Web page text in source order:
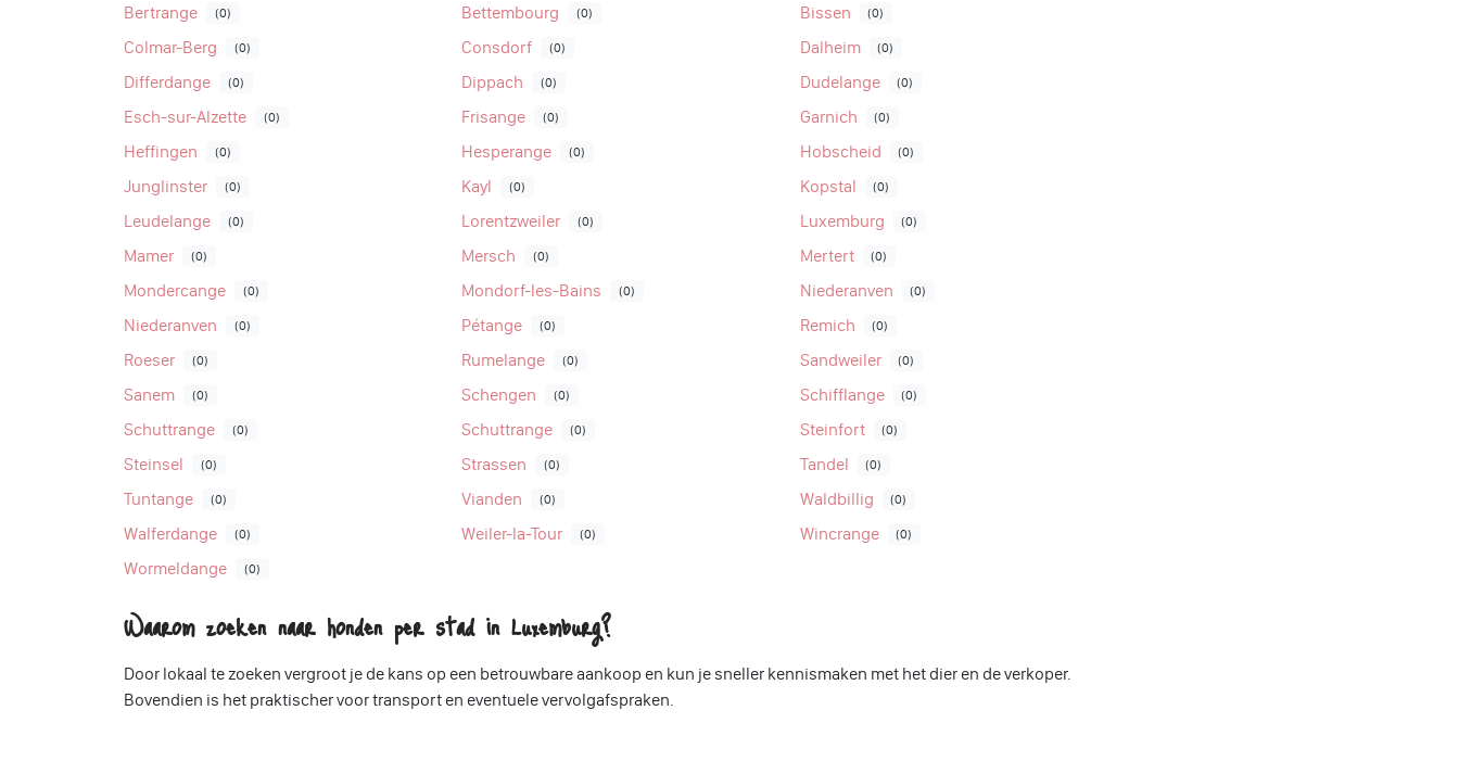
Bertrange (0) Bettembourg (0) Bissen (0)
Colmar-Berg (0) Consdorf (0) Dalheim (0)
Differdange (0) Dippach (0) Dudelange (0)
Esch-sur-Alzette (0) Frisange (0) Garnich (0)
Heffingen (0) Hesperange (0) Hobscheid (0)
Junglinster (0) Kayl (0) Kopstal (0)
Leudelange (0) Lorentzweiler (0) Luxemburg (0)
Mamer (0) Mersch (0) Mertert (0)
Mondercange (0) Mondorf-les-Bains (0) Niederanven (0)
Niederanven (0) Pétange (0) Remich (0)
Roeser (0) Rumelange (0) Sandweiler (0)
Sanem (0) Schengen (0) Schifflange (0)
Schuttrange (0) Schuttrange (0) Steinfort (0)
Steinsel (0) Strassen (0) Tandel (0)
Tuntange (0) Vianden (0) Waldbillig (0)
Walferdange (0) Weiler-la-Tour (0) Wincrange (0)
Wormeldange (0)
Waarom zoeken naar honden per stad in Luxemburg?
Door lokaal te zoeken vergroot je de kans op een betrouwbare aankoop en kun je sneller kennismaken met het dier en de verkoper.
Bovendien is het praktischer voor transport en eventuele vervolgafspraken.